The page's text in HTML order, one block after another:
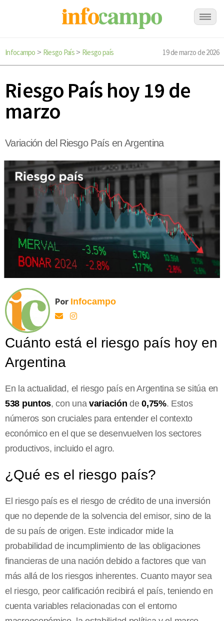
Infocampo > Riesgo País> Riesgo país 19 de marzo de 2026
Riesgo País hoy 19 de
marzo
Variación del Riesgo País en Argentina
Por Infocampo
Cuánto está el riesgo país hoy en
Argentina
En la actualidad, el riesgo país en Argentina se sitúa en
538 puntos, con una variación de0,75%. Estos
números son cruciales para entender el contexto
económico en el que se desenvuelven los sectores
productivos, incluido el agro.
¿Qué es el riesgo país?
El riesgo país es el riesgo de crédito de una inversión
que no depende de la solvencia del emisor, sino de la
de su país de origen. Este indicador mide la
probabilidad de incumplimiento de las obligaciones
financieras de una nación debido a factores que van
más allá de los riesgos inherentes. Cuanto mayor sea
el riesgo, peor calificación recibirá el país, teniendo en
cuenta variables relacionadas con el entorno